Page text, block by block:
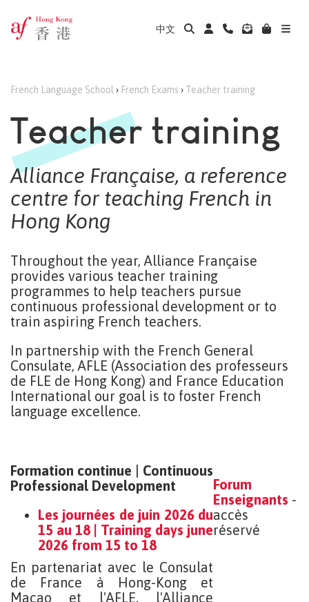
中文
French Language School › French Exams › Teacher training
Teacher training
Alliance Française, a reference
centre for teaching French in
Hong Kong
Throughout the year, Alliance Française
provides various teacher training
programmes to help teachers pursue
continuous professional development or to
train aspiring French teachers.
In partnership with the French General
Consulate, AFLE (Association des professeurs
de FLE de Hong Kong) and France Education
International our goal is to foster French
language excellence.
Formation continue
Continuous
Professional Development
Les journées de juin 2026 du
15 au 18 | Training days june
2026 from 15 to 18
En partenariat avec le Consulat
de France à Hong-Kong et
Macao et l'AFLE, l'Alliance
Forum
Enseignants -
accès
réservé